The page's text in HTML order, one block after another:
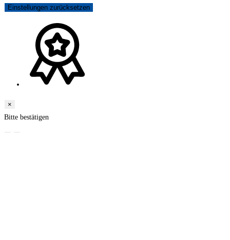
Einstellungen zurücksetzen
×
Bitte bestätigen